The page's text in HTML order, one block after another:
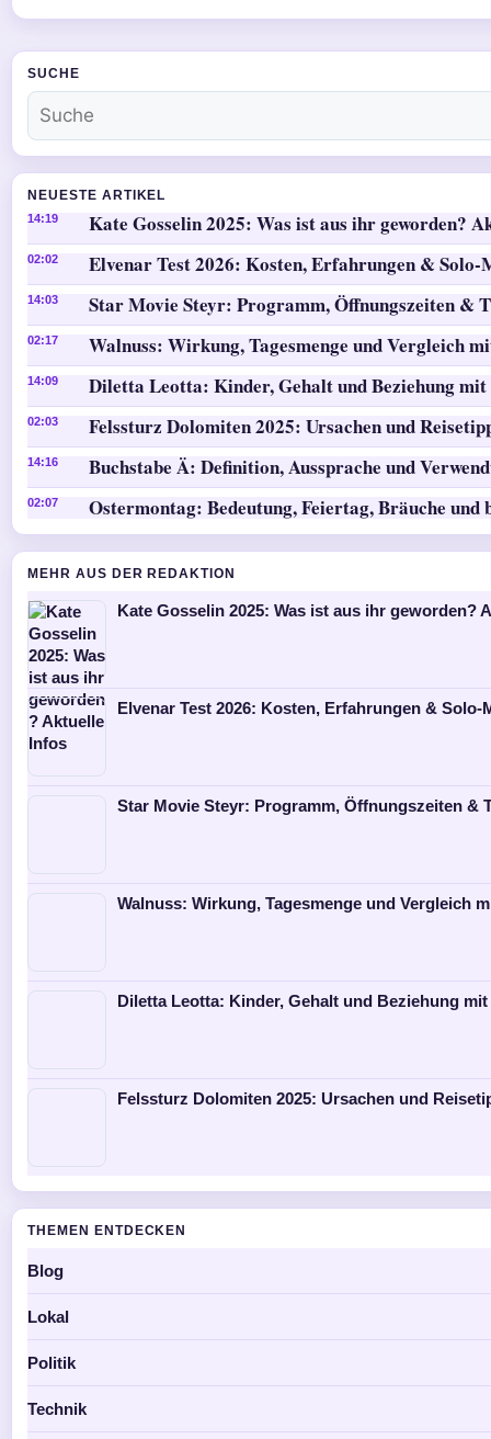
SUCHE
NEUESTE ARTIKEL
14:19 Kate Gosselin 2025: Was ist aus ihr geworden?
02:02 Elvenar Test 2026: Kosten, Erfahrungen & Solo-
14:03 Star Movie Steyr: Programm, Öffnungszeiten &
02:17 Walnuss: Wirkung, Tagesmenge und Vergleich
14:09 Diletta Leotta: Kinder, Gehalt und Beziehung
02:03 Felssturz Dolomiten 2025: Ursachen und
14:16 Buchstabe Ä: Definition, Aussprache und
02:07 Ostermontag: Bedeutung, Feiertag, Bräuche und
MEHR AUS DER REDAKTION
Kate Gosselin 2025: Was ist aus ihr geworden?
Elvenar Test 2026: Kosten, Erfahrungen & Solo-
Star Movie Steyr: Programm, Öffnungszeiten &
Walnuss: Wirkung, Tagesmenge und Vergleich
Diletta Leotta: Kinder, Gehalt und Beziehung
Felssturz Dolomiten 2025: Ursachen und
THEMEN ENTDECKEN
Blog
Lokal
Politik
Technik